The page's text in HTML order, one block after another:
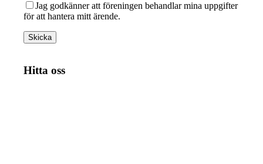
Jag godkänner att föreningen behandlar mina uppgifter
för att hantera mitt ärende.
Hitta oss